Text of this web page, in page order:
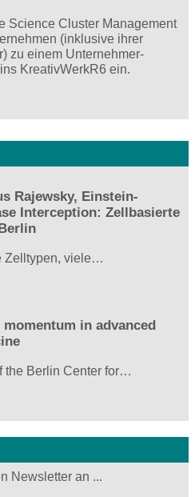
Science Cluster Management
(inklusive ihrer
zu einem Unternehmer-
KreativWerkR6 ein.
Rajewsky, Einstein-
Interception: Zellbasierte
Zelltypen, viele…
in advanced
the Berlin Center for…
Newsletter an ...